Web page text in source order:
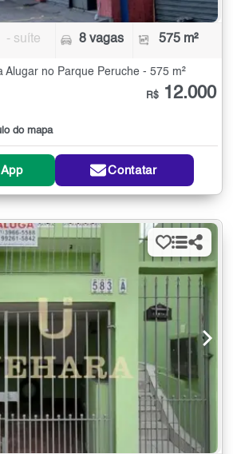
- suíte 8 vagas 575 m²
Alugar no Parque Peruche - 575 m²
do mapa
R$ 12.000
Contatar